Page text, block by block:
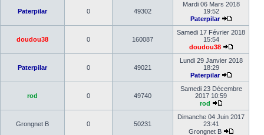
Paterpilar 0 49302
Mardi 06 Mars 2018
19:52
Paterpilar
doudou38 0 160087
Samedi 17 Février 2018
15:54
doudou38
Paterpilar 0 49021
Lundi 29 Janvier 2018
18:29
Paterpilar
rod 0 49740
Samedi 23 Décembre
2017 10:59
rod
Grongnet B 0 50231
Dimanche 04 Juin 2017
23:41
Grongnet B